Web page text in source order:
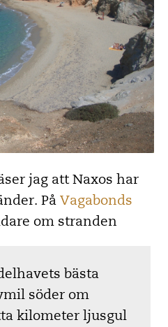
jag att Naxos har
På Vagabonds
om stranden
bästa
söder om
kilometer ljusgul